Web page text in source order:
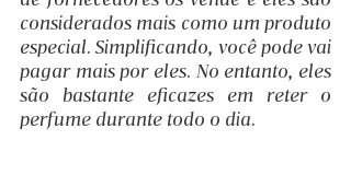
considerados mais como um produto
especial. Simplificando, você pode vai
pagar mais por eles. No entanto, eles
são bastante eficazes em reter o
perfume durante todo o dia.